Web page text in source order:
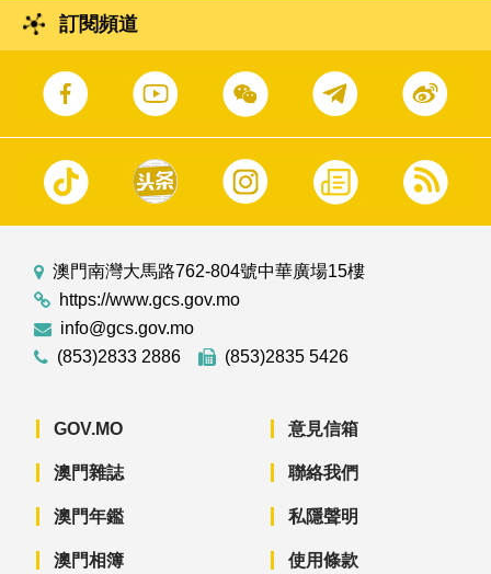
訂閱頻道
澳門南灣大馬路762-804號中華廣場15樓
https://www.gcs.gov.mo
info@gcs.gov.mo
(853)2833 2886
(853)2835 5426
GOV.MO
澳門雜誌
澳門年鑑
澳門相簿
意見信箱
聯絡我們
私隱聲明
使用條款